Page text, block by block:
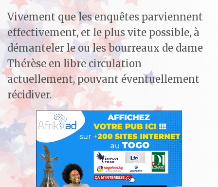
Vivement que les enquêtes parviennent
effectivement, et le plus vite possible, à
démanteler le ou les bourreaux de dame
Thérèse en libre circulation
actuellement, pouvant éventuellement
récidiver.